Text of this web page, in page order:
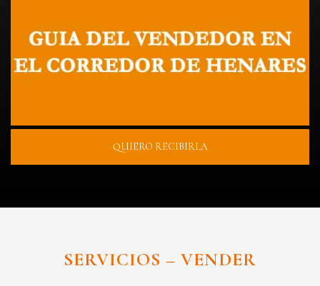
QUIERO RECIBIRLA
SERVICIOS – VENDER